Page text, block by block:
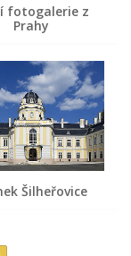
fotogalerie z
Prahy
Šilheřovice